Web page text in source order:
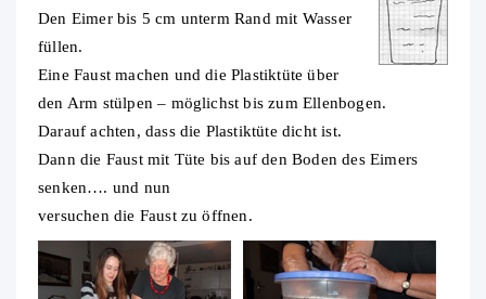
Den Eimer bis 5 cm unterm Rand mit Wasser
füllen.
Eine Faust machen und die Plastiktüte über
den Arm stülpen – möglichst bis zum Ellenbogen.
Darauf achten, dass die Plastiktüte dicht ist.
Dann die Faust mit Tüte bis auf den Boden des Eimers
senken…. und nun
versuchen die Faust zu öffnen.